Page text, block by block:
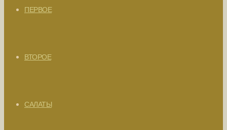
ПЕРВОЕ
ВТОРОЕ
САЛАТЫ